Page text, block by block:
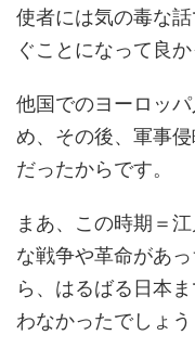
使者には気の毒な
ぐことになって良
他国でのヨーロッ
め、その後、軍事
だったからです。
まあ、この時期＝
な戦争や革命があ
ら、はるばる日本
わなかったでしょ